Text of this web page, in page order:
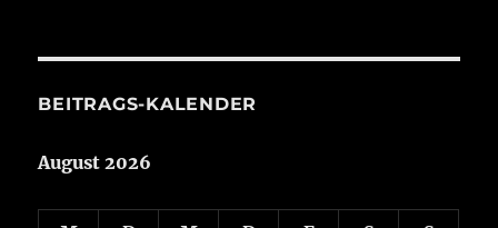
BEITRAGS-KALENDER
August 2026